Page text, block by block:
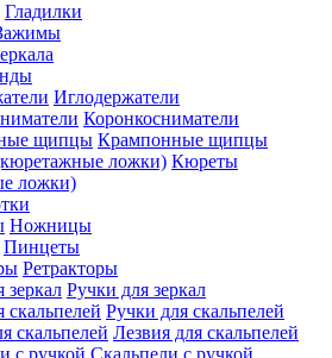
Гладилки
Иглодержатели
Коронкосниматели
Крампонные щипцы
Кюреты
ложки)
Ножницы
Пинцеты
Ретракторы
Ручки для зеркал
Ручки для скальпелей
Лезвия для скальпелей
Скальпели с ручкой